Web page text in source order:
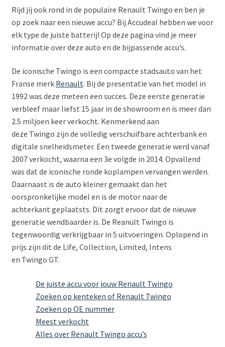
LADERS & ACCESSOIRES
MERKEN
SOORTEN
Rijd jij ook rond in de populaire Renault Twingo en ben je
op zoek naar een nieuwe accu? Bij Accudeal hebben we voor
elk type de juiste batterij! Op deze pagina vind je meer
informatie over deze auto en de bijpassende accu’s.
De iconische Twingo is een compacte stadsauto van het
Franse merk Renault. Bij de presentatie van het model in
1992 was deze meteen een succes. Deze eerste generatie
verbleef maar liefst 15 jaar in de showroom en is meer dan
2.5 miljoen keer verkocht. Kenmerkend aan
deze Twingo zijn de volledig verschuifbare achterbank en
digitale snelheidsmeter. Een tweede generatie werd vanaf
2007 verkocht, waarna een 3e volgde in 2014. Opvallend
was dat de iconische ronde koplampen vervangen werden.
Daarnaast is de auto kleiner gemaakt dan het
oorspronkelijke model en is de motor naar de
achterkant geplaatsts. Dit zorgt ervoor dat de nieuwe
generatie wendbaarder is. De Reanult Twingo is
tegenwoordig verkrijgbaar in 5 uitvoeringen. Oplopend in
prijs zijn dit de Life, Collection, Limited, Intens
en Twingo GT.
De juiste accu voor jouw Renault Twingo
Zoeken op kenteken of Renault Twingo
Zoeken op OE nummer
Meest verkocht
Alles over Renault Twingo accu’s